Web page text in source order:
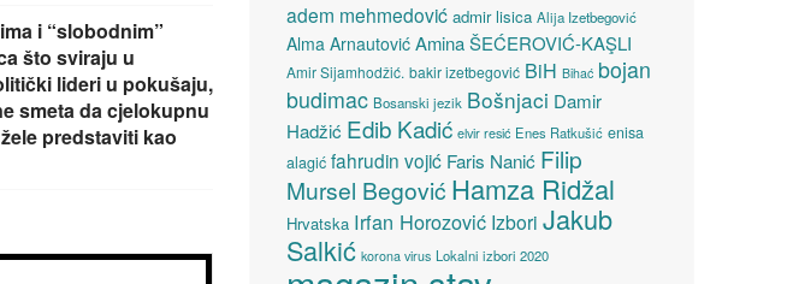
i “slobodnim”
što sviraju u
lideri u pokušaju,
smeta da cjelokupnu
predstaviti kao
adem mehmedović admir lisica Alija Izetbegović
Alma Arnautović Amina ŠEĆEROVIĆ-KAŞLI
Amir Sijamhodžić. bakir izetbegović BiH Bihać bojan
budimac Bosanski jezik Bošnjaci Damir
Hadžić Edib Kadić elvir resić Enes Ratkušić enisa
alagić fahrudin vojić Faris Nanić Filip
Mursel Begović Hamza Ridžal
Hrvatska Irfan Horozović Izbori Jakub
Salkić korona virus Lokalni izbori 2020